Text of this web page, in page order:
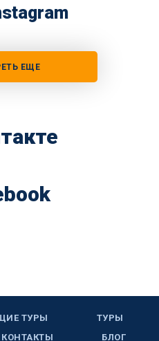
ЕЩЕ
ТУРЫ
ТУРЫ
КОНТАКТЫ БЛОГ